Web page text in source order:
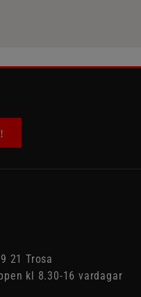
21 Trosa
kl 8.30-16 vardagar